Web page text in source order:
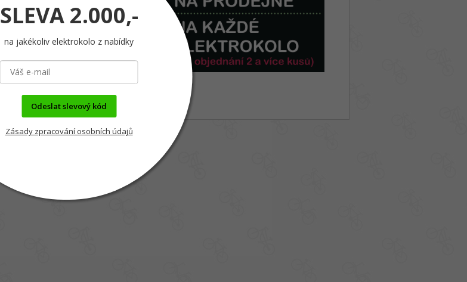
SLEVA 2.000,-
na jakékoliv elektrokolo z nabídky
Odeslat slevový kód
Zásady zpracování osobních údajů